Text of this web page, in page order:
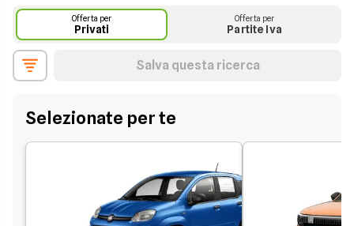
Offerta per
Privati
Offerta per
Partite Iva
Salva questa ricerca
Selezionate per te